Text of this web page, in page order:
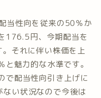
当性向を従来の50％か
176.5円、今期配当を
それに伴い株価を上
魅力的な水準です。
で配当性向引き上げに
い状況なので今後は